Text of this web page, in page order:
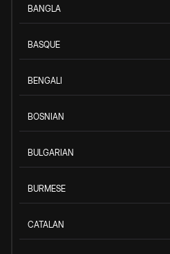
BANGLA
BASQUE
BENGALI
BOSNIAN
BULGARIAN
BURMESE
CATALAN